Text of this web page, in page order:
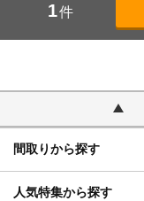
1件
間取りから探す
人気特集から探す